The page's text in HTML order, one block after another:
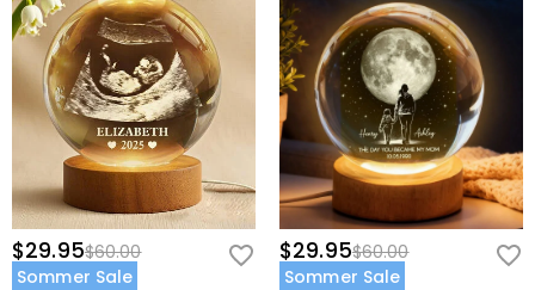
$29.95$60.00
Sommer Sale
$29.95$60.00
Sommer Sale